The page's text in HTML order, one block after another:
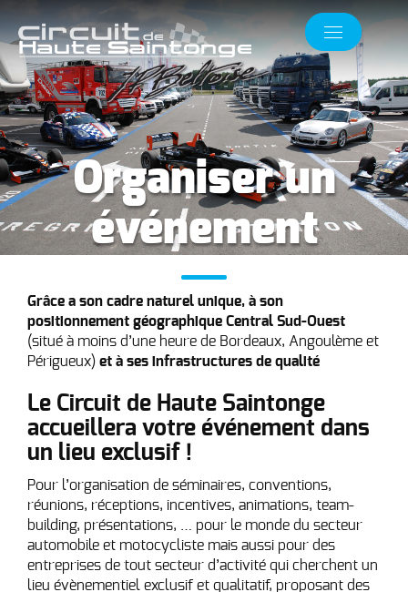
Organiser un
événement
Grâce a son cadre naturel unique, à son
positionnement géographique Central Sud-Ouest
(situé à moins d’une heure de Bordeaux, Angoulème et
Périgueux) et à ses infrastructures de qualité
Le Circuit de Haute Saintonge
accueillera votre événement dans
un lieu exclusif !
Pour l’organisation de séminaires, conventions,
réunions, réceptions, incentives, animations, team-
building, présentations, … pour le monde du secteur
automobile et motocycliste mais aussi pour des
entreprises de tout secteur d’activité qui cherchent un
lieu évènementiel exclusif et qualitatif, proposant des